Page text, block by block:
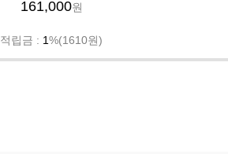
161,000원
적립금 : 1%(1610원)